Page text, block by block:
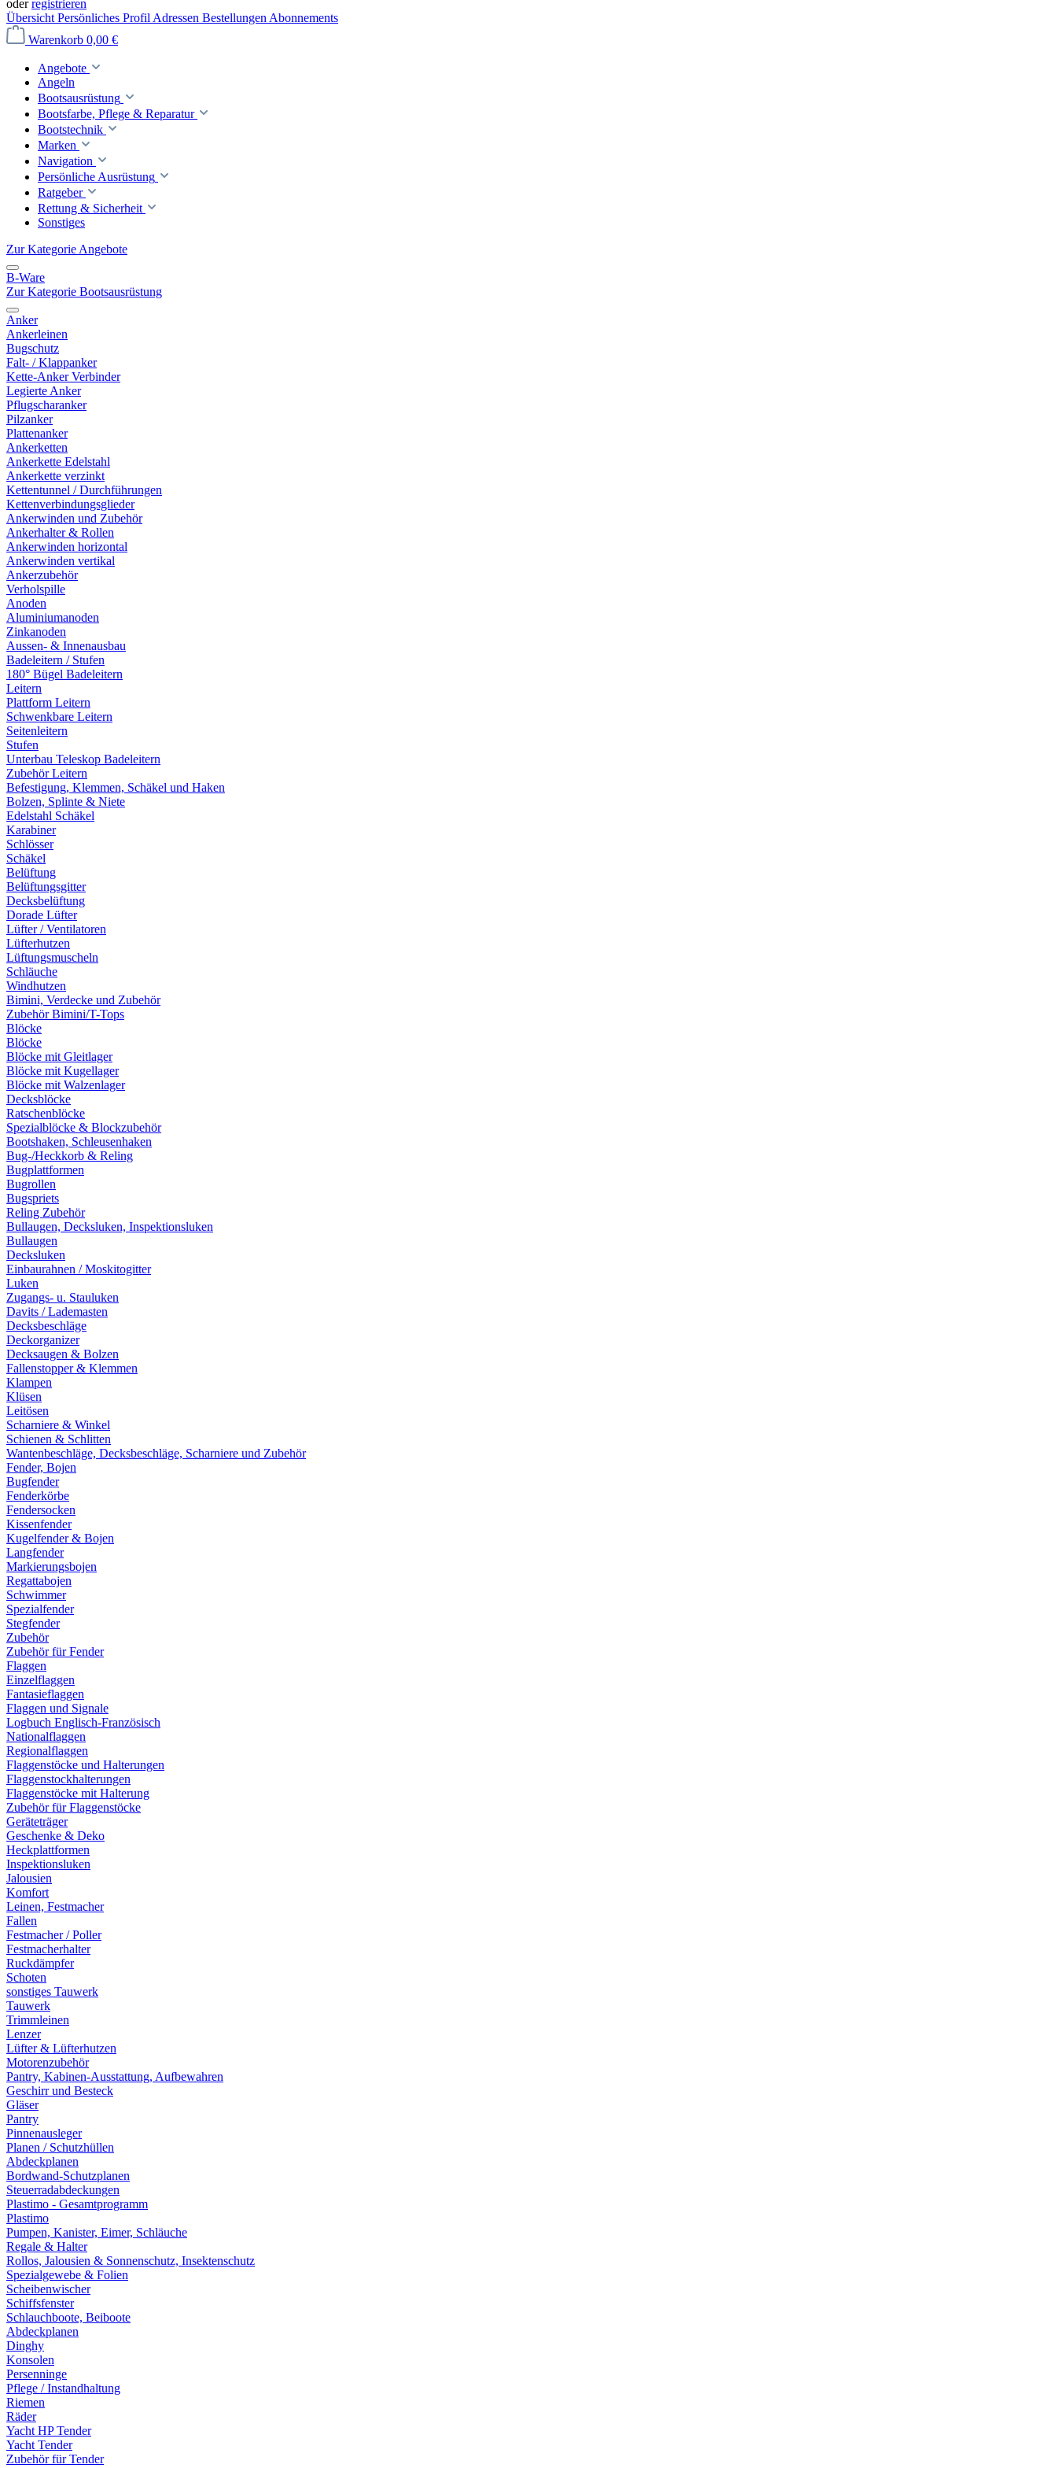
oderregistrieren
Übersicht Persönliches Profil Adressen Bestellungen Abonnements
Warenkorb 0,00 €
Angebote
Angeln
Bootsausrüstung
Bootsfarbe, Pflege & Reparatur
Bootstechnik
Marken
Navigation
Persönliche Ausrüstung
Ratgeber
Rettung & Sicherheit
Sonstiges
Zur Kategorie Angebote
B-Ware
Zur Kategorie Bootsausrüstung
Anker
Ankerleinen
Bugschutz
Falt- / Klappanker
Kette-Anker Verbinder
Legierte Anker
Pflugscharanker
Pilzanker
Plattenanker
Ankerketten
Ankerkette Edelstahl
Ankerkette verzinkt
Kettentunnel / Durchführungen
Kettenverbindungsglieder
Ankerwinden und Zubehör
Ankerhalter & Rollen
Ankerwinden horizontal
Ankerwinden vertikal
Ankerzubehör
Verholspille
Anoden
Aluminiumanoden
Zinkanoden
Aussen- & Innenausbau
Badeleitern / Stufen
180° Bügel Badeleitern
Leitern
Plattform Leitern
Schwenkbare Leitern
Seitenleitern
Stufen
Unterbau Teleskop Badeleitern
Zubehör Leitern
Befestigung, Klemmen, Schäkel und Haken
Bolzen, Splinte & Niete
Edelstahl Schäkel
Karabiner
Schlösser
Schäkel
Belüftung
Belüftungsgitter
Decksbelüftung
Dorade Lüfter
Lüfter / Ventilatoren
Lüfterhutzen
Lüftungsmuscheln
Schläuche
Windhutzen
Bimini, Verdecke und Zubehör
Zubehör Bimini/T-Tops
Blöcke
Blöcke
Blöcke mit Gleitlager
Blöcke mit Kugellager
Blöcke mit Walzenlager
Decksblöcke
Ratschenblöcke
Spezialblöcke & Blockzubehör
Bootshaken, Schleusenhaken
Bug-/Heckkorb & Reling
Bugplattformen
Bugrollen
Bugspriets
Reling Zubehör
Bullaugen, Decksluken, Inspektionsluken
Bullaugen
Decksluken
Einbaurahnen / Moskitogitter
Luken
Zugangs- u. Stauluken
Davits / Lademasten
Decksbeschläge
Deckorganizer
Decksaugen & Bolzen
Fallenstopper & Klemmen
Klampen
Klüsen
Leitösen
Scharniere & Winkel
Schienen & Schlitten
Wantenbeschläge, Decksbeschläge, Scharniere und Zubehör
Fender, Bojen
Bugfender
Fenderkörbe
Fendersocken
Kissenfender
Kugelfender & Bojen
Langfender
Markierungsbojen
Regattabojen
Schwimmer
Spezialfender
Stegfender
Zubehör
Zubehör für Fender
Flaggen
Einzelflaggen
Fantasieflaggen
Flaggen und Signale
Logbuch Englisch-Französisch
Nationalflaggen
Regionalflaggen
Flaggenstöcke und Halterungen
Flaggenstockhalterungen
Flaggenstöcke mit Halterung
Zubehör für Flaggenstöcke
Geräteträger
Geschenke & Deko
Heckplattformen
Inspektionsluken
Jalousien
Komfort
Leinen, Festmacher
Fallen
Festmacher / Poller
Festmacherhalter
Ruckdämpfer
Schoten
sonstiges Tauwerk
Tauwerk
Trimmleinen
Lenzer
Lüfter & Lüfterhutzen
Motorenzubehör
Pantry, Kabinen-Ausstattung, Aufbewahren
Geschirr und Besteck
Gläser
Pantry
Pinnenausleger
Planen / Schutzhüllen
Abdeckplanen
Bordwand-Schutzplanen
Steuerradabdeckungen
Plastimo - Gesamtprogramm
Plastimo
Pumpen, Kanister, Eimer, Schläuche
Regale & Halter
Rollos, Jalousien & Sonnenschutz, Insektenschutz
Spezialgewebe & Folien
Scheibenwischer
Schiffsfenster
Schlauchboote, Beiboote
Abdeckplanen
Dinghy
Konsolen
Persenninge
Pflege / Instandhaltung
Riemen
Räder
Yacht HP Tender
Yacht Tender
Zubehör für Tender